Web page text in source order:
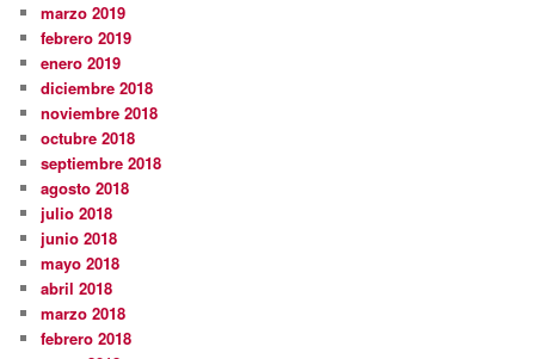
marzo 2019
febrero 2019
enero 2019
diciembre 2018
noviembre 2018
octubre 2018
septiembre 2018
agosto 2018
julio 2018
junio 2018
mayo 2018
abril 2018
marzo 2018
febrero 2018